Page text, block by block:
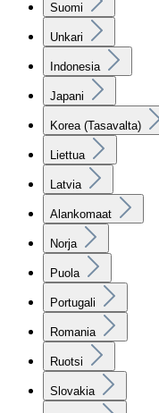
Suomi
Unkari
Indonesia
Japani
Korea (Tasavalta)
Liettua
Latvia
Alankomaat
Norja
Puola
Portugali
Romania
Ruotsi
Slovakia